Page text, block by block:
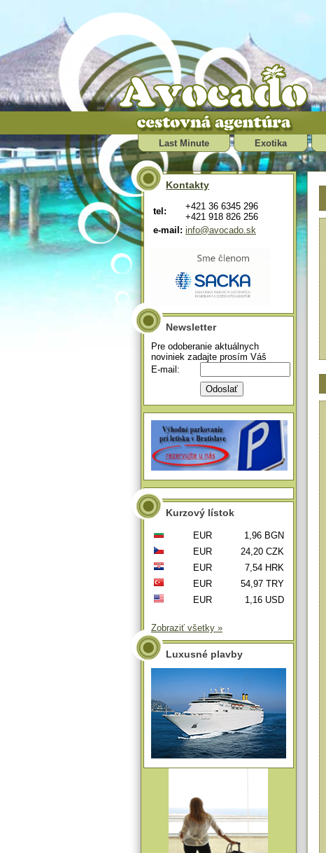
Last Minute Exotika
Kontakty
tel:
+421 36 6345 296
+421 918 826 256
e-mail: info@avocado.sk
Newsletter
Pre odoberanie aktuálnych
noviniek zadajte prosím Váš
E-mail:
Kurzový lístok
EUR
1,96 BGN
EUR
24,20 CZK
EUR
7,54 HRK
EUR
54,97 TRY
EUR
1,16 USD
Zobraziť všetky »
Luxusné plavby